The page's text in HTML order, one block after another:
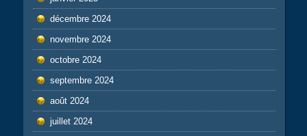
décembre 2024
novembre 2024
octobre 2024
septembre 2024
août 2024
juillet 2024